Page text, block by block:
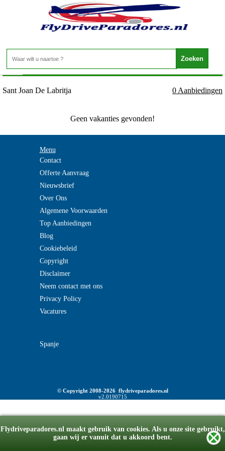
Flydriveparadores.nl maakt gebruik van cookies. Als u onze site gebruikt,
gaan wij er vanuit dat u akkoord bent.
Spanje - Ibiza - Sant Joan De Labritja
Home>
Sant Joan De Labritja 0 Aanbiedingen
Geen vakanties gevonden!
Menu
Contact
Offerte Aanvraag
Nieuwsbrief
Over Ons
Algemene Voorwaarden
Top Aanbiedingen
Blog
Cookiebeleid
Copyright
Disclaimer
Neem contact met ons
Privacy Policy
Vacatures
Spanje
© Copyright 2008-2026 flydriveparadores.nl
v2.0190715